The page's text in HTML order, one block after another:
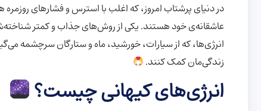
در دنیای پرشتاب امروز، که اغلب با استرس و فشارهای روزمره
عاشقانه‌ی خود هستند. یکی از روش‌های جذاب و کمتر
انرژی‌ها، که از سیارات، خورشید، ماه و ستارگان سرچشمه
زندگی‌مان کمک کنند.
انرژی‌های کیهانی چیست؟